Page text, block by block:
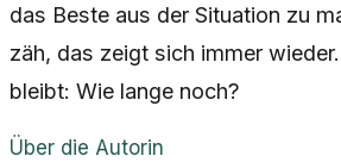
das Beste aus der Situation zu
zäh, das zeigt sich immer
bleibt: Wie lange noch?
Über die Autorin